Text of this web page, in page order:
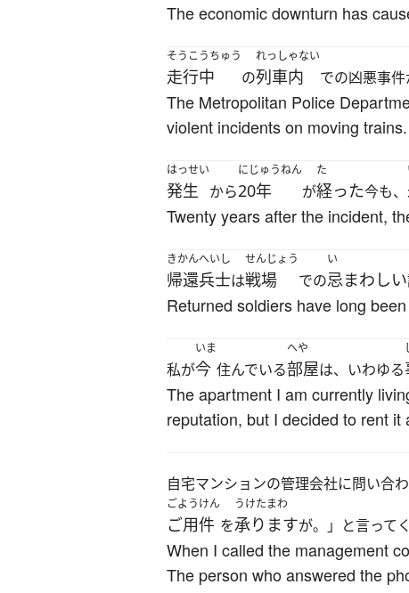
The economic downturn has
そうこうちゅう
走行中 の
れっしゃない
列車内 での凶悪事件
The Metropolitan Police
violent incidents on moving trains.
はっせい
発生 から
にじゅうねん
20年 が
た
経った今も、
Twenty years after the incident,
きかんへいし
帰還兵士は
せんじょう
戦場 での
い
忌まわしい
Returned soldiers have long
私が
いま
今 住んでいる
へや
部屋は、いわゆる
The apartment I am currently
reputation, but I decided to rent
自宅マンションの管理会社に問い合
ごようけん
ご用件 を
うけたまわ
承りますが。」と言って
When I called the management
The person who answered the